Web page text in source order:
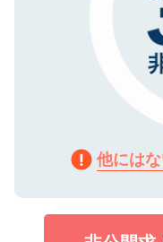
他には